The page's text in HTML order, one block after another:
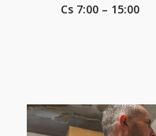
Cs 7:00 – 15:00